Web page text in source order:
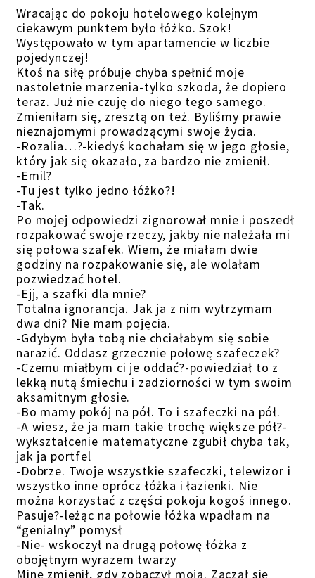
Wracając do pokoju hotelowego kolejnym
ciekawym punktem było łóżko. Szok!
Występowało w tym apartamencie w liczbie
pojedynczej!
Ktoś na siłę próbuje chyba spełnić moje
nastoletnie marzenia-tylko szkoda, że dopiero
teraz. Już nie czuję do niego tego samego.
Zmieniłam się, zresztą on też. Byliśmy prawie
nieznajomymi prowadzącymi swoje życia.
-Rozalia…?-kiedyś kochałam się w jego głosie,
który jak się okazało, za bardzo nie zmienił.
-Emil?
-Tu jest tylko jedno łóżko?!
-Tak.
Po mojej odpowiedzi zignorował mnie i poszedł
rozpakować swoje rzeczy, jakby nie należała mi
się połowa szafek. Wiem, że miałam dwie
godziny na rozpakowanie się, ale wolałam
pozwiedzać hotel.
-Ejj, a szafki dla mnie?
Totalna ignorancja. Jak ja z nim wytrzymam
dwa dni? Nie mam pojęcia.
-Gdybym była tobą nie chciałabym się sobie
narazić. Oddasz grzecznie połowę szafeczek?
-Czemu miałbym ci je oddać?-powiedział to z
lekką nutą śmiechu i zadziorności w tym swoim
aksamitnym głosie.
-Bo mamy pokój na pół. To i szafeczki na pół.
-A wiesz, że ja mam takie trochę większe pół?-
wykształcenie matematyczne zgubił chyba tak,
jak ja portfel
-Dobrze. Twoje wszystkie szafeczki, telewizor i
wszystko inne oprócz łóżka i łazienki. Nie
można korzystać z części pokoju kogoś innego.
Pasuje?-leżąc na połowie łóżka wpadłam na
“genialny” pomysł
-Nie- wskoczył na drugą połowę łóżka z
obojętnym wyrazem twarzy
Minę zmienił, gdy zobaczył moją. Zaczął się